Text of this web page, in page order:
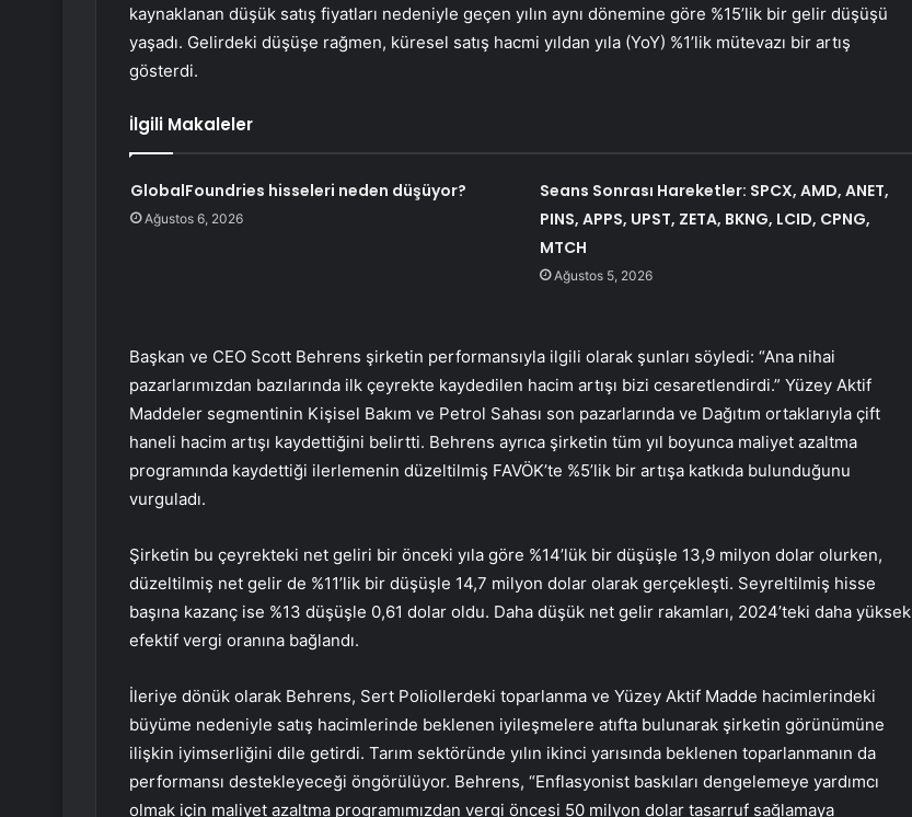
kaynaklanan düşük satış fiyatları nedeniyle geçen yılın aynı dönemine göre %15’lik bir gelir düşüşü
yaşadı. Gelirdeki düşüşe rağmen, küresel satış hacmi yıldan yıla (YoY) %1’lik mütevazı bir artış
gösterdi.
İlgili Makaleler
GlobalFoundries hisseleri neden düşüyor?
Ağustos 6, 2026
Seans Sonrası Hareketler: SPCX, AMD, ANET,
PINS, APPS, UPST, ZETA, BKNG, LCID, CPNG,
MTCH
Ağustos 5, 2026
Başkan ve CEO Scott Behrens şirketin performansıyla ilgili olarak şunları söyledi: “Ana nihai
pazarlarımızdan bazılarında ilk çeyrekte kaydedilen hacim artışı bizi cesaretlendirdi.” Yüzey Aktif
Maddeler segmentinin Kişisel Bakım ve Petrol Sahası son pazarlarında ve Dağıtım ortaklarıyla çift
haneli hacim artışı kaydettiğini belirtti. Behrens ayrıca şirketin tüm yıl boyunca maliyet azaltma
programında kaydettiği ilerlemenin düzeltilmiş FAVÖK’te %5’lik bir artışa katkıda bulunduğunu
vurguladı.
Şirketin bu çeyrekteki net geliri bir önceki yıla göre %14’lük bir düşüşle 13,9 milyon dolar olurken,
düzeltilmiş net gelir de %11’lik bir düşüşle 14,7 milyon dolar olarak gerçekleşti. Seyreltilmiş hisse
başına kazanç ise %13 düşüşle 0,61 dolar oldu. Daha düşük net gelir rakamları, 2024’teki daha yüksek
efektif vergi oranına bağlandı.
İleriye dönük olarak Behrens, Sert Poliollerdeki toparlanma ve Yüzey Aktif Madde hacimlerindeki
büyüme nedeniyle satış hacimlerinde beklenen iyileşmelere atıfta bulunarak şirketin görünümüne
ilişkin iyimserliğini dile getirdi. Tarım sektöründe yılın ikinci yarısında beklenen toparlanmanın da
performansı destekleyeceği öngörülüyor. Behrens, “Enflasyonist baskıları dengelemeye yardımcı
olmak için maliyet azaltma programımızdan vergi öncesi 50 milyon dolar tasarruf sağlamaya